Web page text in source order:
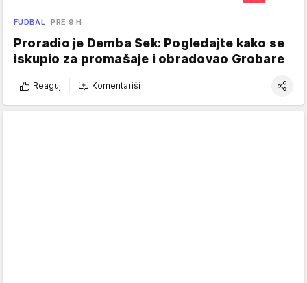
FUDBAL PRE 9 H
Proradio je Demba Sek: Pogledajte kako se
iskupio za promašaje i obradovao Grobare
Reaguj Komentariši